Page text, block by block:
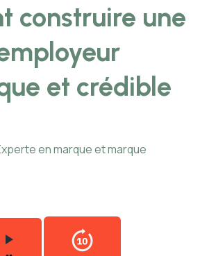
construire une
et crédible
en marque et marque